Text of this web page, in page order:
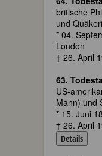
britische
und
* 04.
London
† 26. April
63.
US-
Mann) und
* 15. Juni
† 26. April
Details